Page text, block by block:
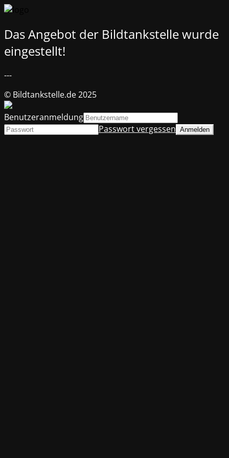
Das Angebot der Bildtankstelle wurde
eingestellt!
---
© Bildtankstelle.de 2025
Benutzeranmeldung
Passwort vergessen